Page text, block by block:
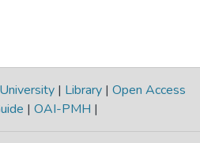
| Library | Open Access
| OAI-PMH |